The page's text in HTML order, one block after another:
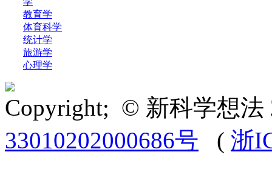
教育学
体育科学
统计学
旅游学
心理学
Copyright; © 新科学想
33010202000686号 ( 浙